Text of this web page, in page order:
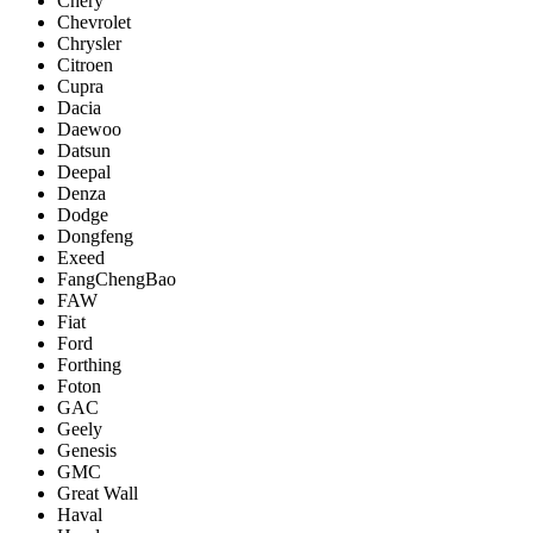
Chevrolet
Chrysler
Citroen
Cupra
Dacia
Daewoo
Datsun
Deepal
Denza
Dodge
Dongfeng
Exeed
FangChengBao
FAW
Fiat
Ford
Forthing
Foton
GAC
Geely
Genesis
GMC
Great Wall
Haval